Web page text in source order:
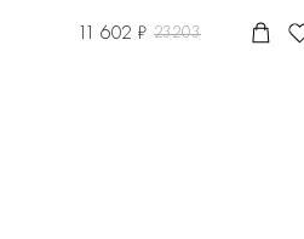
11 602 ₽ 23203